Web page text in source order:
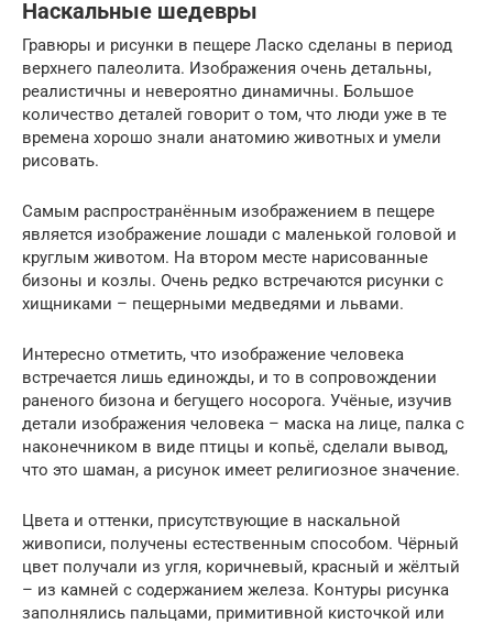
Наскальные шедевры
Гравюры и рисунки в пещере Ласко сделаны в период
верхнего палеолита. Изображения очень детальны,
реалистичны и невероятно динамичны. Большое
количество деталей говорит о том, что люди уже в те
времена хорошо знали анатомию животных и умели
рисовать.
Самым распространённым изображением в пещере
является изображение лошади с маленькой головой и
круглым животом. На втором месте нарисованные
бизоны и козлы. Очень редко встречаются рисунки с
хищниками – пещерными медведями и львами.
Интересно отметить, что изображение человека
встречается лишь единожды, и то в сопровождении
раненого бизона и бегущего носорога. Учёные, изучив
детали изображения человека – маска на лице, палка с
наконечником в виде птицы и копьё, сделали вывод,
что это шаман, а рисунок имеет религиозное значение.
Цвета и оттенки, присутствующие в наскальной
живописи, получены естественным способом. Чёрный
цвет получали из угля, коричневый, красный и жёлтый
– из камней с содержанием железа. Контуры рисунка
заполнялись пальцами, примитивной кисточкой или